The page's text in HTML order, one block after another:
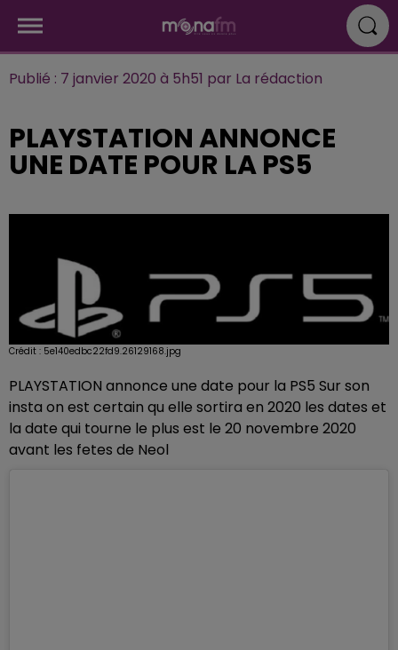
Publié : 7 janvier 2020 à 5h51 par La rédaction
PLAYSTATION ANNONCE
UNE DATE POUR LA PS5
Crédit : 5e140edbc22fd9.26129168.jpg
PLAYSTATION annonce une date pour la PS5 Sur son
insta on est certain qu elle sortira en 2020 les dates et
la date qui tourne le plus est le 20 novembre 2020
avant les fetes de Neol